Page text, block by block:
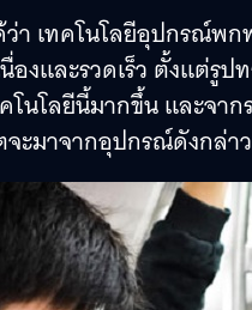
า เทคโนโลยีอุปกรณ์
งและรวดเร็ว ตั้งแต่รู
นโลยีนี้มากขึ้น และจาก
จะมาจากอุปกรณ์ดังกล่าว